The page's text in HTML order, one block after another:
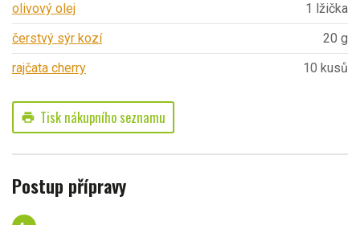
olivový olej
1 lžička
čerstvý sýr kozí
20 g
rajčata cherry
10 kusů
print Tisk nákupního seznamu
Postup přípravy